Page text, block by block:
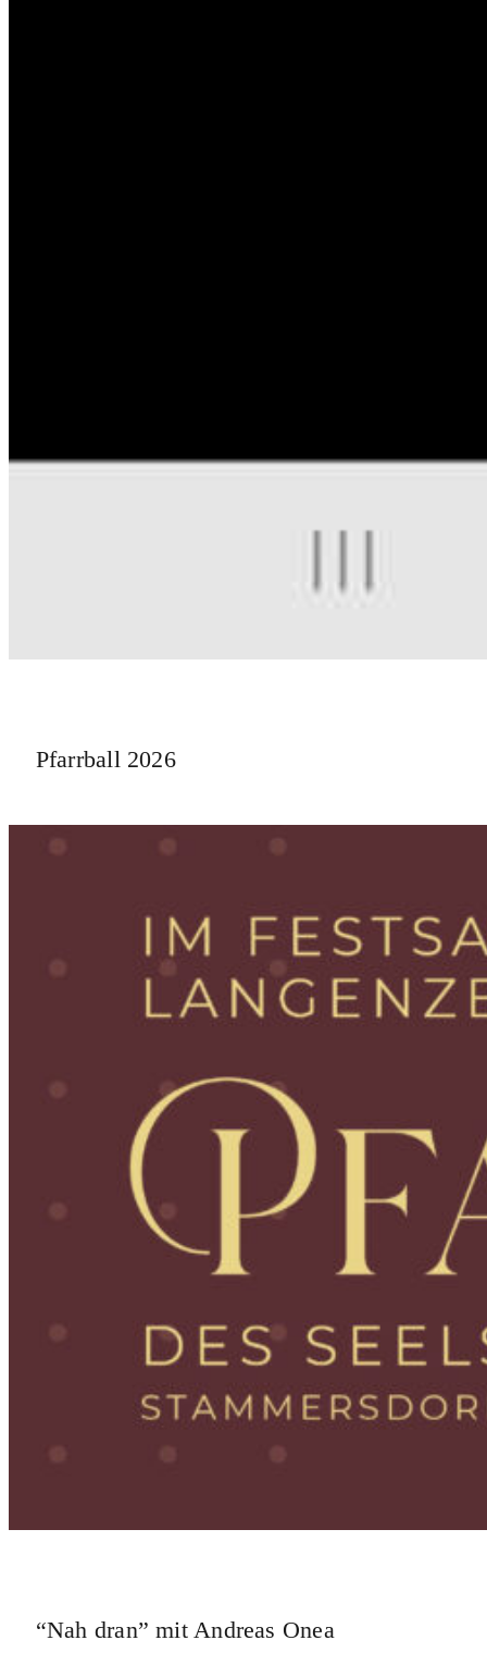
Pfarrball 2026
“Nah dran” mit Andreas Onea